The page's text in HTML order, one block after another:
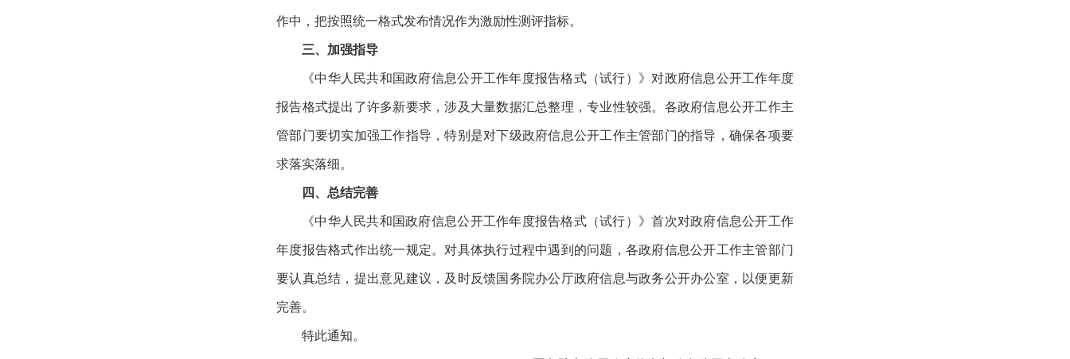
作中，把按照统一格式发布情况作为激励性测评指标。
三、加强指导
《中华人民共和国政府信息公开工作年度报告格式（试行）》对政府信息公开工作年度
报告格式提出了许多新要求，涉及大量数据汇总整理，专业性较强。各政府信息公开工作主
管部门要切实加强工作指导，特别是对下级政府信息公开工作主管部门的指导，确保各项要
求落实落细。
四、总结完善
《中华人民共和国政府信息公开工作年度报告格式（试行）》首次对政府信息公开工作
年度报告格式作出统一规定。对具体执行过程中遇到的问题，各政府信息公开工作主管部门
要认真总结，提出意见建议，及时反馈国务院办公厅政府信息与政务公开办公室，以便更新
完善。
特此通知。